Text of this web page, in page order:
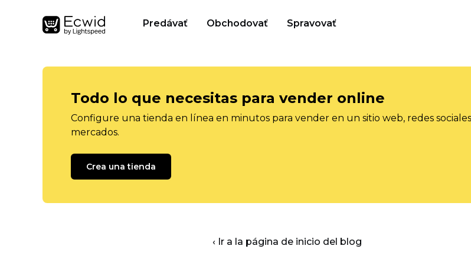
Predávať Obchodovať Spravovať
Todo lo que necesitas para vender online
Configure una tienda en línea en minutos para vender en un sitio web, redes
mercados.
Crea una tienda
‹ Ir a la página de inicio del blog